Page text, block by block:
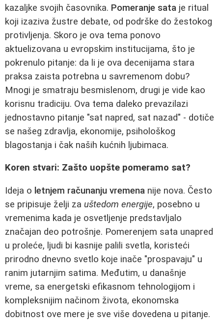
kazaljke svojih časovnika. Pomeranje sata je ritual
koji izaziva žustre debate, od podrške do žestokog
protivljenja. Skoro je ova tema ponovo
aktuelizovana u evropskim institucijama, što je
pokrenulo pitanje: da li je ova decenijama stara
praksa zaista potrebna u savremenom dobu?
Mnogi je smatraju besmislenom, drugi je vide kao
korisnu tradiciju. Ova tema daleko prevazilazi
jednostavno pitanje "sat napred, sat nazad" - dotiče
se našeg zdravlja, ekonomije, psihološkog
blagostanja i čak naših kućnih ljubimaca.
Koren stvari: Zašto uopšte pomeramo sat?
Ideja o letnjem računanju vremena nije nova. Često
se pripisuje želji za uštedom energije, posebno u
vremenima kada je osvetljenje predstavljalo
značajan deo potrošnje. Pomerenjem sata unapred
u proleće, ljudi bi kasnije palili svetla, koristeći
prirodno dnevno svetlo koje inače "prospavaju" u
ranim jutarnjim satima. Međutim, u današnje
vreme, sa energetski efikasnom tehnologijom i
kompleksnijim načinom života, ekonomska
dobitnost ove mere je sve više dovedena u pitanje.